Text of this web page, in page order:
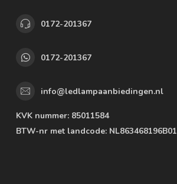
0172-201367
0172-201367
info@ledlampaanbiedingen.nl
KVK nummer: 85011584
BTW-nr met landcode: NL863468196B01